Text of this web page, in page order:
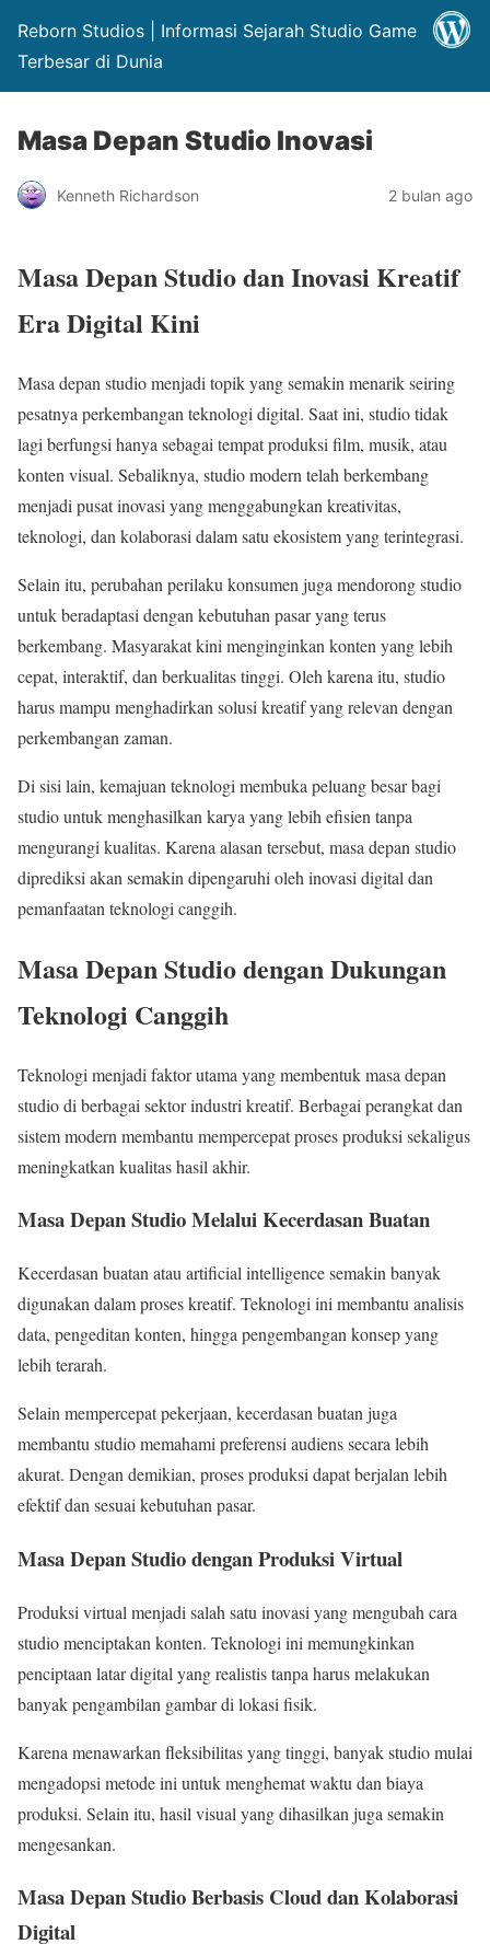
Reborn Studios | Informasi Sejarah Studio Game
Terbesar di Dunia
Masa Depan Studio Inovasi
Kenneth Richardson 2 bulan ago
Masa Depan Studio dan Inovasi Kreatif
Era Digital Kini
Masa depan studio menjadi topik yang semakin menarik seiring
pesatnya perkembangan teknologi digital. Saat ini, studio tidak
lagi berfungsi hanya sebagai tempat produksi film, musik, atau
konten visual. Sebaliknya, studio modern telah berkembang
menjadi pusat inovasi yang menggabungkan kreativitas,
teknologi, dan kolaborasi dalam satu ekosistem yang terintegrasi.
Selain itu, perubahan perilaku konsumen juga mendorong studio
untuk beradaptasi dengan kebutuhan pasar yang terus
berkembang. Masyarakat kini menginginkan konten yang lebih
cepat, interaktif, dan berkualitas tinggi. Oleh karena itu, studio
harus mampu menghadirkan solusi kreatif yang relevan dengan
perkembangan zaman.
Di sisi lain, kemajuan teknologi membuka peluang besar bagi
studio untuk menghasilkan karya yang lebih efisien tanpa
mengurangi kualitas. Karena alasan tersebut, masa depan studio
diprediksi akan semakin dipengaruhi oleh inovasi digital dan
pemanfaatan teknologi canggih.
Masa Depan Studio dengan Dukungan
Teknologi Canggih
Teknologi menjadi faktor utama yang membentuk masa depan
studio di berbagai sektor industri kreatif. Berbagai perangkat dan
sistem modern membantu mempercepat proses produksi sekaligus
meningkatkan kualitas hasil akhir.
Masa Depan Studio Melalui Kecerdasan Buatan
Kecerdasan buatan atau artificial intelligence semakin banyak
digunakan dalam proses kreatif. Teknologi ini membantu analisis
data, pengeditan konten, hingga pengembangan konsep yang
lebih terarah.
Selain mempercepat pekerjaan, kecerdasan buatan juga
membantu studio memahami preferensi audiens secara lebih
akurat. Dengan demikian, proses produksi dapat berjalan lebih
efektif dan sesuai kebutuhan pasar.
Masa Depan Studio dengan Produksi Virtual
Produksi virtual menjadi salah satu inovasi yang mengubah cara
studio menciptakan konten. Teknologi ini memungkinkan
penciptaan latar digital yang realistis tanpa harus melakukan
banyak pengambilan gambar di lokasi fisik.
Karena menawarkan fleksibilitas yang tinggi, banyak studio mulai
mengadopsi metode ini untuk menghemat waktu dan biaya
produksi. Selain itu, hasil visual yang dihasilkan juga semakin
mengesankan.
Masa Depan Studio Berbasis Cloud dan Kolaborasi
Digital